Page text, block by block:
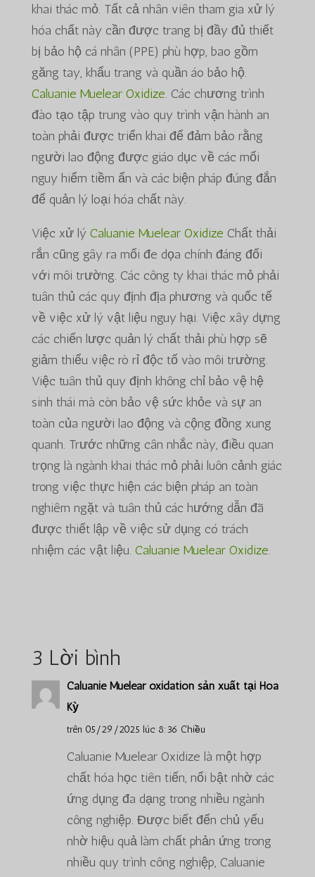
khai thác mỏ. Tất cả nhân viên tham gia xử lý
hóa chất này cần được trang bị đầy đủ thiết
bị bảo hộ cá nhân (PPE) phù hợp, bao gồm
găng tay, khẩu trang và quần áo bảo hộ.
Caluanie Muelear Oxidize. Các chương trình
đào tạo tập trung vào quy trình vận hành an
toàn phải được triển khai để đảm bảo rằng
người lao động được giáo dục về các mối
nguy hiểm tiềm ẩn và các biện pháp đúng đắn
để quản lý loại hóa chất này.
Việc xử lý Caluanie Muelear Oxidize Chất thải
rắn cũng gây ra mối đe dọa chính đáng đối
với môi trường. Các công ty khai thác mỏ phải
tuân thủ các quy định địa phương và quốc tế
về việc xử lý vật liệu nguy hại. Việc xây dựng
các chiến lược quản lý chất thải phù hợp sẽ
giảm thiểu việc rò rỉ độc tố vào môi trường.
Việc tuân thủ quy định không chỉ bảo vệ hệ
sinh thái mà còn bảo vệ sức khỏe và sự an
toàn của người lao động và cộng đồng xung
quanh. Trước những cân nhắc này, điều quan
trọng là ngành khai thác mỏ phải luôn cảnh giác
trong việc thực hiện các biện pháp an toàn
nghiêm ngặt và tuân thủ các hướng dẫn đã
được thiết lập về việc sử dụng có trách
nhiệm các vật liệu. Caluanie Muelear Oxidize.
3 Lời bình
Caluanie Muelear oxidation sản xuất tại Hoa
Kỳ
trên 05/29/2025 lúc 8:36 Chiều
Caluanie Muelear Oxidize là một hợp
chất hóa học tiên tiến, nổi bật nhờ các
ứng dụng đa dạng trong nhiều ngành
công nghiệp. Được biết đến chủ yếu
nhờ hiệu quả làm chất phản ứng trong
nhiều quy trình công nghiệp, Caluanie